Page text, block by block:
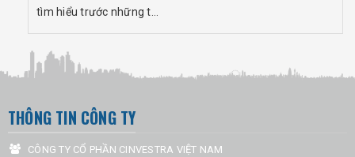
tìm hiểu trước những t...
THÔNG TIN CÔNG TY
CÔNG TY CỔ PHẦN CINVESTRA VIỆT NAM